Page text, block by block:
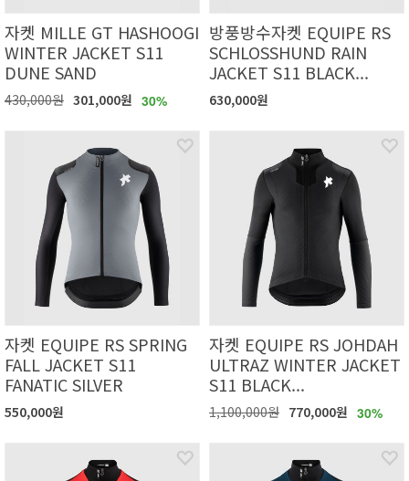
자켓 MILLE GT HASHOOGI
WINTER JACKET S11
DUNE SAND
430,000원 301,000원 30%
방풍방수자켓 EQUIPE RS
SCHLOSSHUND RAIN
JACKET S11 BLACK...
630,000원
자켓 EQUIPE RS SPRING
FALL JACKET S11
FANATIC SILVER
550,000원
자켓 EQUIPE RS JOHDAH
ULTRAZ WINTER JACKET
S11 BLACK...
1,100,000원 770,000원 30%